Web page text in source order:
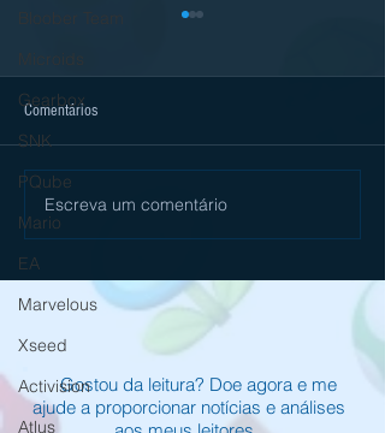
Gearbox
SNK
PQube
Mario
EA
Marvelous
Xseed
Activision
Atlus
[Review] Digimon Story Time
Stranger é mais um excelente RPG
Comentários
Escreva um comentário
Gostou da leitura? Doe agora e me
ajude a proporcionar notícias e análises